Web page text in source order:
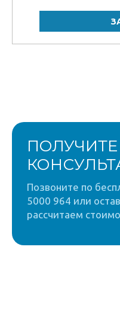
Позвоните по
5000 964 или
рассчитаем